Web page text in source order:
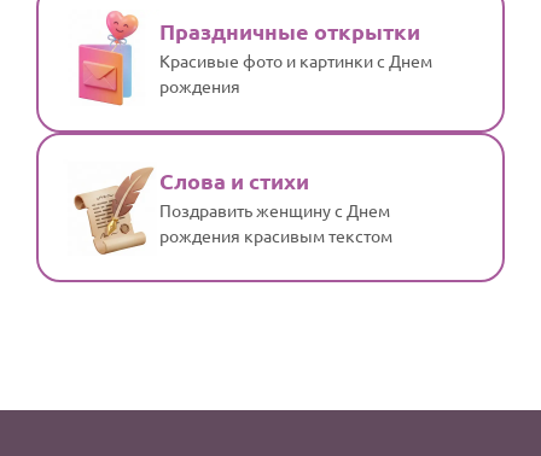
Праздничные открытки
Красивые фото и картинки с Днем
рождения
Слова и стихи
Поздравить женщину с Днем
рождения красивым текстом